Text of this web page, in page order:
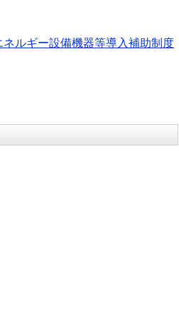
ルギー設備機器等導入補助制度